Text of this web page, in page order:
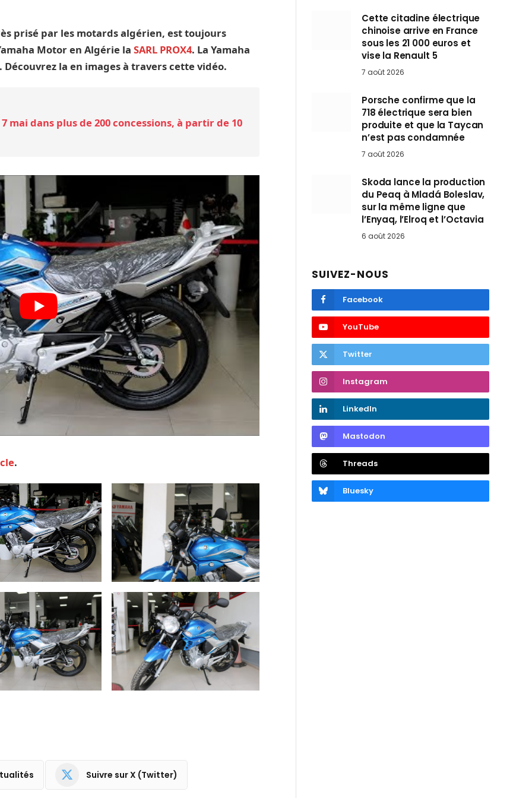
prisé par les motards algérien, est toujours
Motor en Algérie laSARL PROX4. La Yamaha
Découvrez la en images à travers cette vidéo.
mai dans plus de 200 concessions, à partir de 10
.
Suivre sur X (Twitter)
Cette citadine électrique
chinoise arrive en France
sous les 21 000 euros et
vise la Renault 5
7 août 2026
Porsche confirme que la
718 électrique sera bien
produite et que la Taycan
n’est pas condamnée
7 août 2026
Skoda lance la production
du Peaq à Mladá Boleslav,
sur la même ligne que
l’Enyaq, l’Elroq et l’Octavia
6 août 2026
SUIVEZ-NOUS
Facebook
YouTube
Twitter
Instagram
LinkedIn
Mastodon
Threads
Bluesky